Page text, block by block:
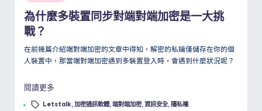
為什麼多裝置同步對端對端加密是一大挑
戰？
在前幾篇介紹端對端加密的文章中得知，解密的私鑰僅儲存在你的個
人裝置中，那當端對端加密遇到多裝置登入時，會遇到什麼狀況呢？
閱讀更多
Tags: Letstalk,加密通訊軟體,端對端加密,資訊安全, 隱私權